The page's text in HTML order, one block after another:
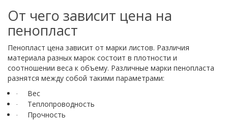
От чего зависит цена на
пенопласт
Пенопласт цена зависит от марки листов. Различия
материала разных марок состоит в плотности и
соотношении веса к объему. Различные марки пенопласта
разнятся между собой такими параметрами:
· Вес
· Теплопроводность
· Прочность